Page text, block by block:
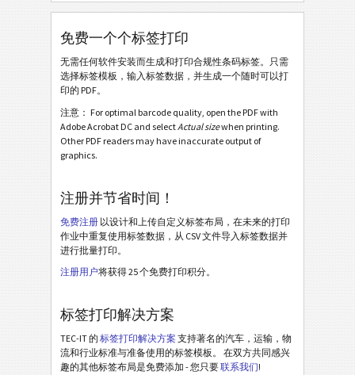
Odette OTL 3 - Single / Master
Odette OTL 3 - Master Multiple
Odette OTL 3 - Master Mixed
Odette OTL 3 - L3P - Master Mixed
Michelin MP06-EU Label (Odette format)
G
Galia
免费一个个标签打印
无需任何软件安装而生成和打印合规性条码标签。只需
选择标签模板，输入标签数据，并生成一个随时可以打
印的 PDF。
注意： For optimal barcode quality, open the PDF with
Adobe Acrobat DC and selectActual sizewhen printing.
Other PDF readers may have inaccurate output of
graphics.
注册并节省时间！
免费注册 以设计和上传自定义标签布局，在未来的打印
作业中重复使用标签数据，从 CSV 文件导入标签数据并
进行批量打印。
注册用户将获得 25 个免费打印积分。
标签打印解决方案
TEC-IT 的 标签打印解决方案 支持著名的汽车，运输，物
流和行业标准与准备使用的标签模板。 在双方共同感兴
趣的其他标签布局是免费添加 - 您只要联系我们!